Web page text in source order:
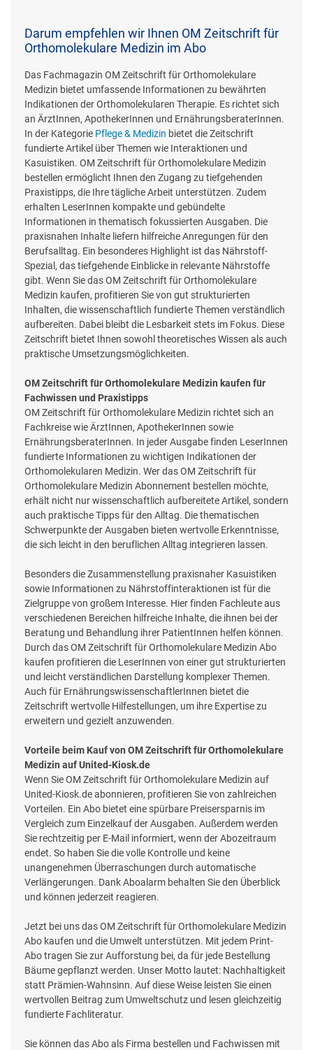
Darum empfehlen wir Ihnen OM Zeitschrift für
Orthomolekulare Medizin im Abo
Das Fachmagazin OM Zeitschrift für Orthomolekulare
Medizin bietet umfassende Informationen zu bewährten
Indikationen der Orthomolekularen Therapie. Es richtet sich
an ÄrztInnen, ApothekerInnen und ErnährungsberaterInnen.
In der Kategorie Pflege & Medizin bietet die Zeitschrift
fundierte Artikel über Themen wie Interaktionen und
Kasuistiken. OM Zeitschrift für Orthomolekulare Medizin
bestellen ermöglicht Ihnen den Zugang zu tiefgehenden
Praxistipps, die Ihre tägliche Arbeit unterstützen. Zudem
erhalten LeserInnen kompakte und gebündelte
Informationen in thematisch fokussierten Ausgaben. Die
praxisnahen Inhalte liefern hilfreiche Anregungen für den
Berufsalltag. Ein besonderes Highlight ist das Nährstoff-
Spezial, das tiefgehende Einblicke in relevante Nährstoffe
gibt. Wenn Sie das OM Zeitschrift für Orthomolekulare
Medizin kaufen, profitieren Sie von gut strukturierten
Inhalten, die wissenschaftlich fundierte Themen verständlich
aufbereiten. Dabei bleibt die Lesbarkeit stets im Fokus. Diese
Zeitschrift bietet Ihnen sowohl theoretisches Wissen als auch
praktische Umsetzungsmöglichkeiten.
OM Zeitschrift für Orthomolekulare Medizin kaufen für
Fachwissen und Praxistipps
OM Zeitschrift für Orthomolekulare Medizin richtet sich an
Fachkreise wie ÄrztInnen, ApothekerInnen sowie
ErnährungsberaterInnen. In jeder Ausgabe finden LeserInnen
fundierte Informationen zu wichtigen Indikationen der
Orthomolekularen Medizin. Wer das OM Zeitschrift für
Orthomolekulare Medizin Abonnement bestellen möchte,
erhält nicht nur wissenschaftlich aufbereitete Artikel, sondern
auch praktische Tipps für den Alltag. Die thematischen
Schwerpunkte der Ausgaben bieten wertvolle Erkenntnisse,
die sich leicht in den beruflichen Alltag integrieren lassen.
Besonders die Zusammenstellung praxisnaher Kasuistiken
sowie Informationen zu Nährstoffinteraktionen ist für die
Zielgruppe von großem Interesse. Hier finden Fachleute aus
verschiedenen Bereichen hilfreiche Inhalte, die ihnen bei der
Beratung und Behandlung ihrer PatientInnen helfen können.
Durch das OM Zeitschrift für Orthomolekulare Medizin Abo
kaufen profitieren die LeserInnen von einer gut strukturierten
und leicht verständlichen Darstellung komplexer Themen.
Auch für ErnährungswissenschaftlerInnen bietet die
Zeitschrift wertvolle Hilfestellungen, um ihre Expertise zu
erweitern und gezielt anzuwenden.
Vorteile beim Kauf von OM Zeitschrift für Orthomolekulare
Medizin auf United-Kiosk.de
Wenn Sie OM Zeitschrift für Orthomolekulare Medizin auf
United-Kiosk.de abonnieren, profitieren Sie von zahlreichen
Vorteilen. Ein Abo bietet eine spürbare Preisersparnis im
Vergleich zum Einzelkauf der Ausgaben. Außerdem werden
Sie rechtzeitig per E-Mail informiert, wenn der Abozeitraum
endet. So haben Sie die volle Kontrolle und keine
unangenehmen Überraschungen durch automatische
Verlängerungen. Dank Aboalarm behalten Sie den Überblick
und können jederzeit reagieren.
Jetzt bei uns das OM Zeitschrift für Orthomolekulare Medizin
Abo kaufen und die Umwelt unterstützen. Mit jedem Print-
Abo tragen Sie zur Aufforstung bei, da für jede Bestellung
Bäume gepflanzt werden. Unser Motto lautet: Nachhaltigkeit
statt Prämien-Wahnsinn. Auf diese Weise leisten Sie einen
wertvollen Beitrag zum Umweltschutz und lesen gleichzeitig
fundierte Fachliteratur.
Sie können das Abo als Firma bestellen und Fachwissen mit